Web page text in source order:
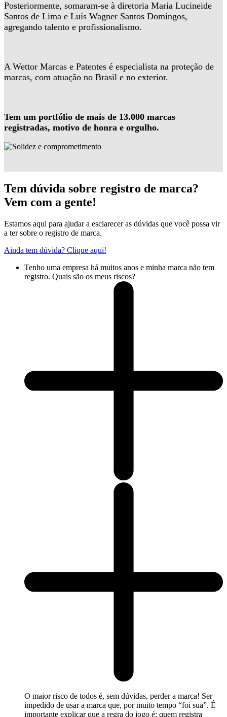
Posteriormente, somaram-se à diretoria Maria Lucineide
Santos de Lima e Luís Wagner Santos Domingos,
agregando talento e profissionalismo.
A Wettor Marcas e Patentes é especialista na proteção de
marcas, com atuação no Brasil e no exterior.
Tem um portfólio de mais de 13.000 marcas
registradas, motivo de honra e orgulho.
Tem dúvida sobre registro de marca?
Vem com a gente!
Estamos aqui para ajudar a esclarecer as dúvidas que você possa vir
a ter sobre o registro de marca.
Ainda tem dúvida? Clique aqui!
Tenho uma empresa há muitos anos e minha marca não tem
registro. Quais são os meus riscos?
O maior risco de todos é, sem dúvidas, perder a marca! Ser
impedido de usar a marca que, por muito tempo “foi sua”. É
importante explicar que a regra do jogo é: quem registra